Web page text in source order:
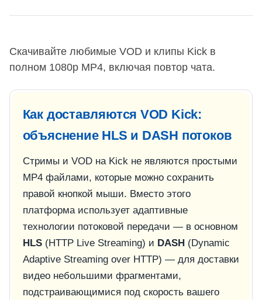
Скачивайте любимые VOD и клипы Kick в
полном 1080p MP4, включая повтор чата.
Как доставляются VOD Kick:
объяснение HLS и DASH потоков
Стримы и VOD на Kick не являются простыми
MP4 файлами, которые можно сохранить
правой кнопкой мыши. Вместо этого
платформа использует адаптивные
технологии потоковой передачи — в основном
HLS(HTTP Live Streaming) и DASH(Dynamic
Adaptive Streaming over HTTP) — для доставки
видео небольшими фрагментами,
подстраивающимися под скорость вашего